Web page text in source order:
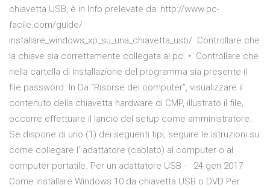
chiavetta USB, è in Info prelevate da: http://www.pc-
facile.com/guide/
installare_windows_xp_su_una_chiavetta_usb/ Controllare che
la chiave sia correttamente collegata al pc. •. Controllare che
nella cartella di installazione del programma sia presente il
file password. In Da “Risorse del computer”, visualizzare il
contenuto della chiavetta hardware di CMP, illustrato il file,
occorre effettuare il lancio del setup come amministratore.
Se dispone di uno (1) dei seguenti tipi, seguire le istruzioni su
come collegare l' adattatore (cablato) al computer o al
computer portatile. Per un adattatore USB - 24 gen 2017
Come installare Windows 10 da chiavetta USB o DVD Per